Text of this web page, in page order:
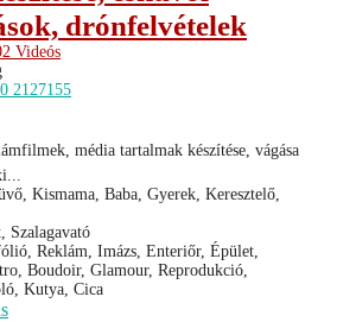
drónfelvételek
Videós
2127155
média tartalmak készítése, vágása
Kismama, Baba, Gyerek, Keresztelő,
Szalagavató
Reklám, Imázs, Enteriőr, Épület,
Boudoir, Glamour, Reprodukció,
Kutya, Cica